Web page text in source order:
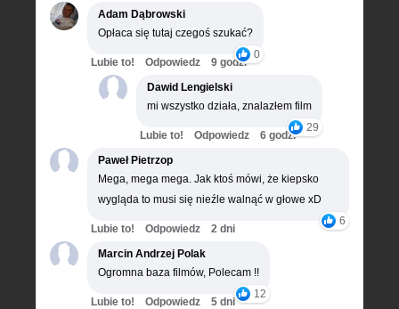
Adam Dąbrowski
Opłaca się tutaj czegoś szukać?
0
Lubie to! Odpowiedz
9 godz.
Dawid Lengielski
mi wszystko działa, znalazłem film
29
Lubie to! Odpowiedz
6 godz.
Paweł Pietrzop
Mega, mega mega. Jak ktoś mówi, że kiepsko
wygląda to musi się nieźle walnąć w głowe xD
6
Lubie to! Odpowiedz
2 dni
Marcin Andrzej Polak
Ogromna baza filmów, Polecam !!
12
Lubie to! Odpowiedz
5 dni